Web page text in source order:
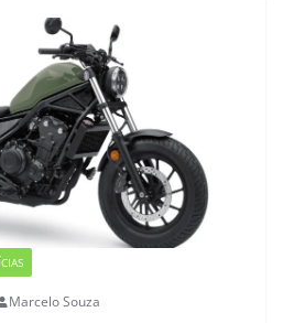
Marcelo Souza